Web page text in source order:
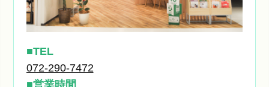
TEL
072-290-7472
営業時間